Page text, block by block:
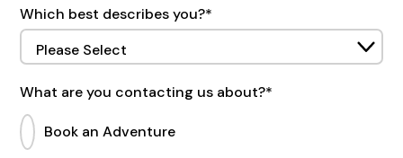
Which best describes you?*
What are you contacting us about?*
Book an Adventure